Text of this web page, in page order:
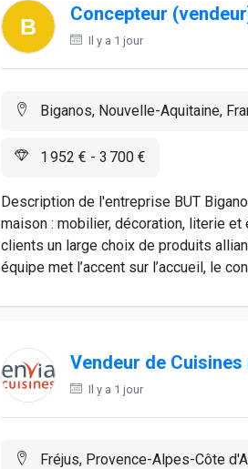
Concepteur
Il y a 1 jour
Biganos, Nouvelle-Aquitaine,
1 952 € - 3 700 €
Description de l'entreprise BUT
maison : mobilier, décoration, literie
clients un large choix de produits
équipe met l’accent sur l’accueil, le
Vendeur de
Il y a 1 jour
Fréjus, Provence-Alpes-Côte